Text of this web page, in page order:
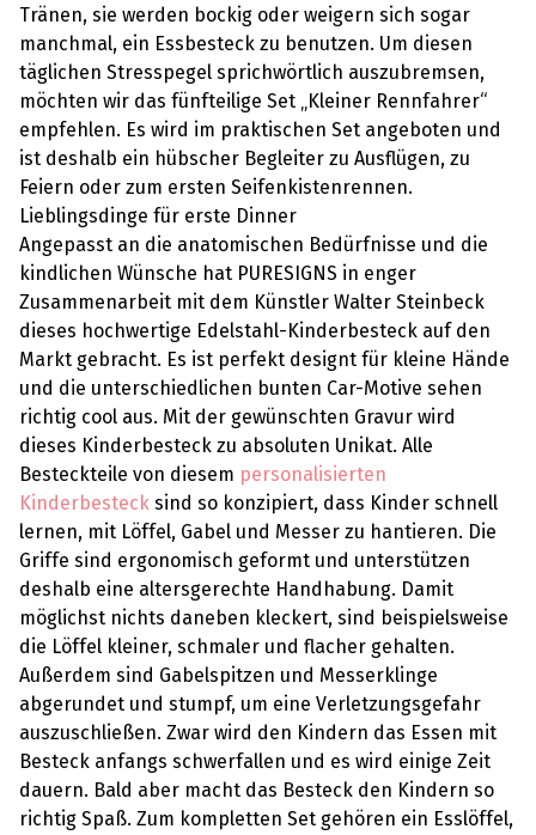
Tränen, sie werden bockig oder weigern sich sogar
manchmal, ein Essbesteck zu benutzen. Um diesen
täglichen Stresspegel sprichwörtlich auszubremsen,
möchten wir das fünfteilige Set „Kleiner Rennfahrer“
empfehlen. Es wird im praktischen Set angeboten und
ist deshalb ein hübscher Begleiter zu Ausflügen, zu
Feiern oder zum ersten Seifenkistenrennen.
Lieblingsdinge für erste Dinner
Angepasst an die anatomischen Bedürfnisse und die
kindlichen Wünsche hat PURESIGNS in enger
Zusammenarbeit mit dem Künstler Walter Steinbeck
dieses hochwertige Edelstahl-Kinderbesteck auf den
Markt gebracht. Es ist perfekt designt für kleine Hände
und die unterschiedlichen bunten Car-Motive sehen
richtig cool aus. Mit der gewünschten Gravur wird
dieses Kinderbesteck zu absoluten Unikat. Alle
Besteckteile von diesem personalisierten
Kinderbesteck sind so konzipiert, dass Kinder schnell
lernen, mit Löffel, Gabel und Messer zu hantieren. Die
Griffe sind ergonomisch geformt und unterstützen
deshalb eine altersgerechte Handhabung. Damit
möglichst nichts daneben kleckert, sind beispielsweise
die Löffel kleiner, schmaler und flacher gehalten.
Außerdem sind Gabelspitzen und Messerklinge
abgerundet und stumpf, um eine Verletzungsgefahr
auszuschließen. Zwar wird den Kindern das Essen mit
Besteck anfangs schwerfallen und es wird einige Zeit
dauern. Bald aber macht das Besteck den Kindern so
richtig Spaß. Zum kompletten Set gehören ein Esslöffel,